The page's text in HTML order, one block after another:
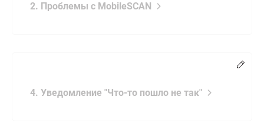
2. Проблемы с MobileSCAN
4. Уведомление "Что-то пошло не так"